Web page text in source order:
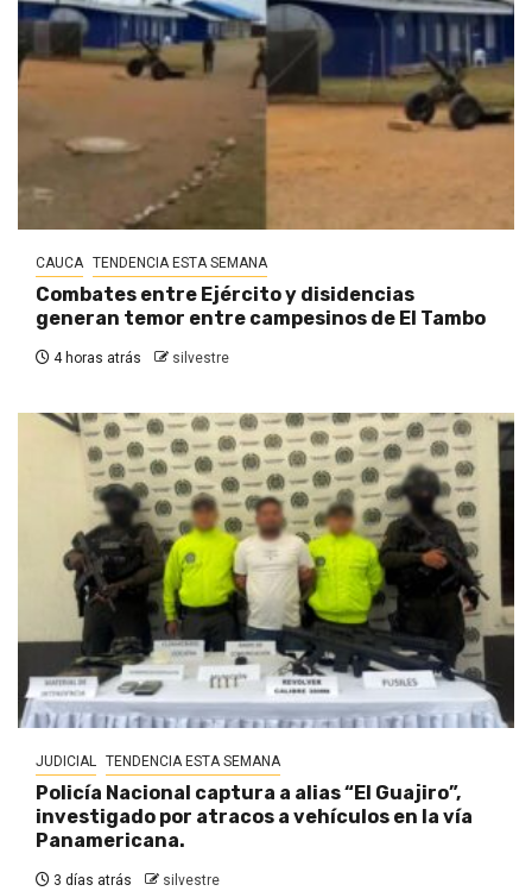
CAUCA TENDENCIA ESTA SEMANA
Combates entre Ejército y disidencias
generan temor entre campesinos de El Tambo
4 horas atrás silvestre
JUDICIAL TENDENCIA ESTA SEMANA
Policía Nacional captura a alias “El Guajiro”,
investigado por atracos a vehículos en la vía
Panamericana.
3 días atrás silvestre